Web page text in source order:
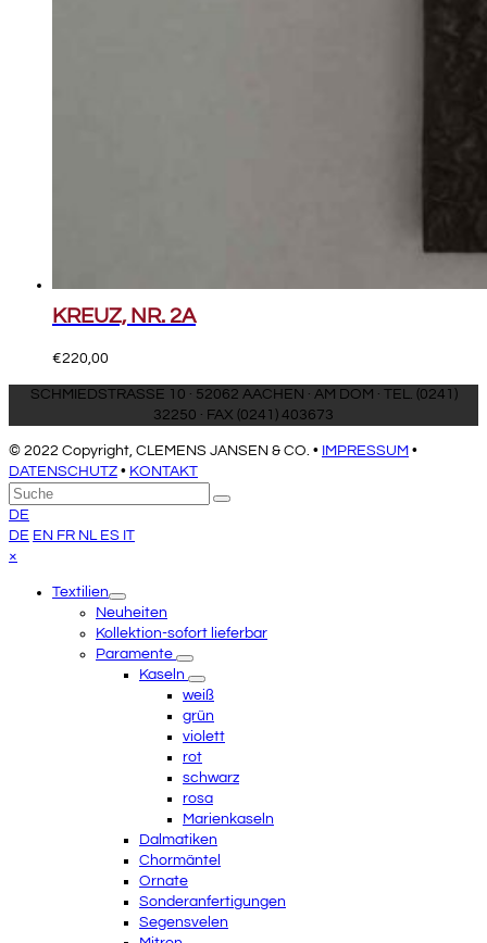
KREUZ, NR. 2A
€220,00
SCHMIEDSTRASSE 10 · 52062 AACHEN · AM DOM · TEL. (0241)
32250 · FAX (0241) 403673
© 2022 Copyright, CLEMENS JANSEN & CO. • IMPRESSUM •
DATENSCHUTZ • KONTAKT
An
den
Anfang
scrollen
Suche
Senden
DE
DE EN FR NL ES IT
×
menuTextilien
Neuheiten
Kollektion-sofort lieferbar
Paramente
Kaseln
weiß
grün
violett
rot
schwarz
rosa
Marienkaseln
Dalmatiken
Chormäntel
Ornate
Sonderanfertigungen
Segensvelen